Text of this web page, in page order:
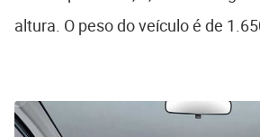
altura. O peso do veículo é de